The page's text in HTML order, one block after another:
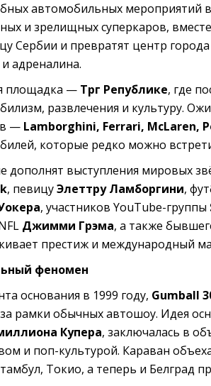
автомобильных мероприятий
и зрелищных суперкаров,
Сербии и превратят центр
адреналина.
площадка — Трг Републике, где
развлечения и культуру.
— Lamborghini, Ferrari, McLaren,
которые редко можно
дополнят выступления мировых
, певицуЭлеттру Ламборгини,
, участников YouTube-группы
Джимми Грэма, а также
престиж и международный
феномен
основания в 1999 году, Gumball
рамки обычных автошоу. Идея
Купера, заключалась в
и поп-культурой. Караван
Токио, а теперь и Белград